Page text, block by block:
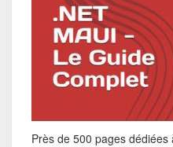
Près de 500 pages